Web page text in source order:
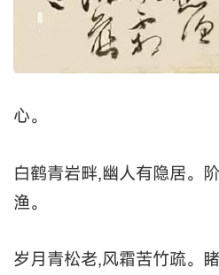
心。
白鹤青岩畔,幽人有隐居。
渔。
岁月青松老,风霜苦竹疏。